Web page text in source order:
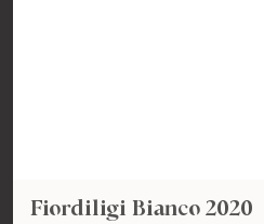
Fiordiligi Bianco 2020